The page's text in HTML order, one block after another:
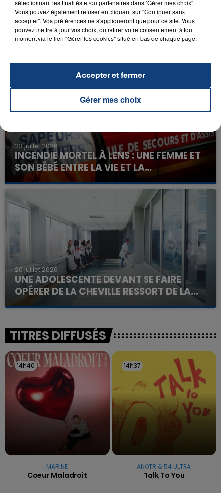
23 juillet 2026
INCENDIE MORTEL À LENS : UNE FEMME ET
SON BÉBÉ ENTRE LA VIE ET LA...
Un homme s'est immolé par le feu après avoir
aspergé sa compagne et leur bébé de trois mois
d'un liquide inflammable.
20 juillet 2026
UNE ADOLESCENTE DEVANT SE FAIRE
OPÉRER DE LA CHEVILLE RESSORT DE LA...
La famille a porté plainte contre la clinique qui a
excuses.
TITRES DIFFUSÉS
14h40
14h40
MARINE
Coeur Maladroit
14h37
14h37
ANOTR & 54 ULTRA
Talk To You
sélectionnant les finalités et/ou partenaires dans "Gérer mes choix".
Vous pouvez également refuser en cliquant sur "Continuer sans
accepter". Vos préférences ne s'appliqueront que pour ce site. Vous
pouvez mettre à jour vos choix, ou retirer votre consentement à tout
moment via le lien "Gérer les cookies" situé en bas de chaque page.
Gérer mes choix
Accepter et fermer